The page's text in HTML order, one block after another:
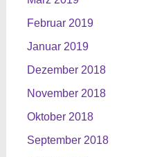
Februar 2019
Januar 2019
Dezember 2018
November 2018
Oktober 2018
September 2018